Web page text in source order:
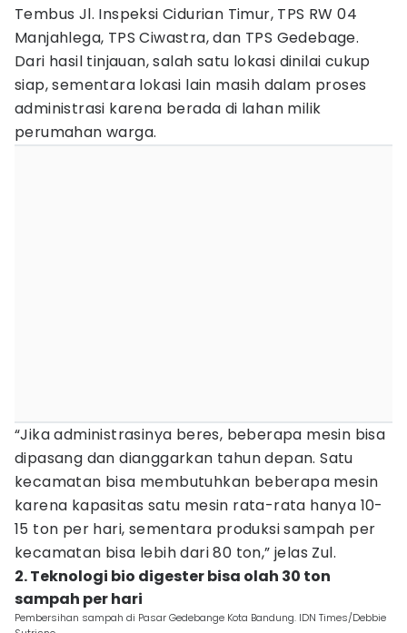
Tembus Jl. Inspeksi Cidurian Timur, TPS RW 04
Manjahlega, TPS Ciwastra, dan TPS Gedebage.
Dari hasil tinjauan, salah satu lokasi dinilai cukup
siap, sementara lokasi lain masih dalam proses
administrasi karena berada di lahan milik
perumahan warga.
“Jika administrasinya beres, beberapa mesin bisa
dipasang dan dianggarkan tahun depan. Satu
kecamatan bisa membutuhkan beberapa mesin
karena kapasitas satu mesin rata-rata hanya 10-
15 ton per hari, sementara produksi sampah per
kecamatan bisa lebih dari 80 ton,” jelas Zul.
2. Teknologi bio digester bisa olah 30 ton
sampah per hari
Pembersihan sampah di Pasar Gedebange Kota Bandung. IDN Times/Debbie